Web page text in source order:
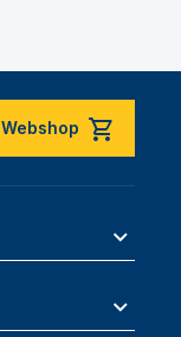
Webshop